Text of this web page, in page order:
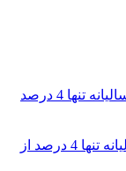
35 محیط مستعد کانه زایی در ایران/صنعت سالیانه تنها 4 درصد از